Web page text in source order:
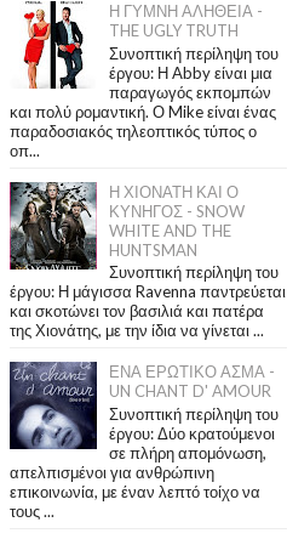
Η ΓΥΜΝΗ ΑΛΗΘΕΙΑ -
THE UGLY TRUTH
Συνοπτική περίληψη του
έργου: Η Abby είναι μια
παραγωγός εκπομπών
και πολύ ρομαντική. Ο Mike είναι ένας
παραδοσιακός τηλεοπτικός τύπος ο
οπ...
Η ΧΙΟΝΑΤΗ ΚΑΙ Ο
ΚΥΝΗΓΟΣ - SNOW
WHITE AND THE
HUNTSMAN
Συνοπτική περίληψη του
έργου: Η μάγισσα Ravenna παντρεύεται
και σκοτώνει τον βασιλιά και πατέρα
της Χιονάτης, με την ίδια να γίνεται ...
ΕΝΑ ΕΡΩΤΙΚΟ ΑΣΜΑ -
UN CHANT D' AMOUR
Συνοπτική περίληψη του
έργου: Δύο κρατούμενοι
σε πλήρη απομόνωση,
απελπισμένοι για ανθρώπινη
επικοινωνία, με έναν λεπτό τοίχο να
τους ...